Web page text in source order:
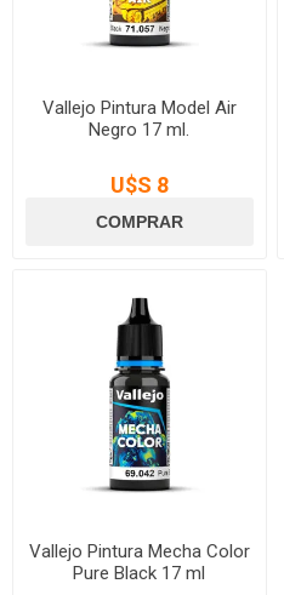
Vallejo Pintura Model Air
Negro 17 ml.
U$S 8
Vallejo Pintura Mecha Color
Pure Black 17 ml